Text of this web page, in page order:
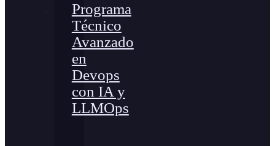
Programa
Técnico
Avanzado
en
Devops
con IA y
LLMOps